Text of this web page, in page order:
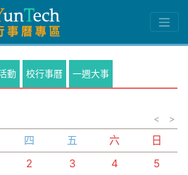
動 校行事曆 一週大事
< >
四 五 六
日
2 3 4
5